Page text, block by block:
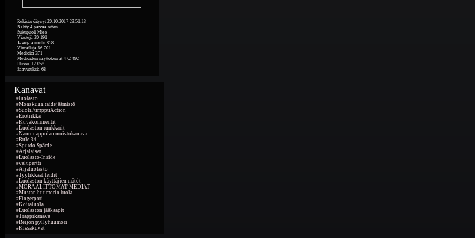
Rekisteröitynyt 20.10.2017 23:51:13
Nähty 4 päivää sitten
Sukupuoli Mies
Viestejä 30 191
Tageja annettu 858
Vierailuja 66 701
Medioita 371
Medioiden näyttökerrat 472 492
Plussia 12 058
Saavutuksia 68
Kanavat
#luolasto
#Monskuun taidejäämistö
#SuoliPumppuAction
#Erotiikka
#Kuvakommentit
#Luolaston runkkarit
#Naurunappulan muistokanava
#Rule 34
#Spurdo Spärde
#Arjalaiset
#Luolasto-Inside
#valupertti
#Äijäluolasto
#Tyylikkäät leidit
#Luolaston käyttäjien mätöt
#MORAALITTOMAT MEDIAT
#Mustan huumorin luola
#Fingerpori
#Koiraluola
#Luolaston jääkaapit
#Trappikanava
#Reijon pyllyhuumori
#Kissakuvat